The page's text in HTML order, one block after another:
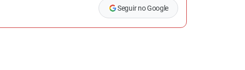
Seguir no Google